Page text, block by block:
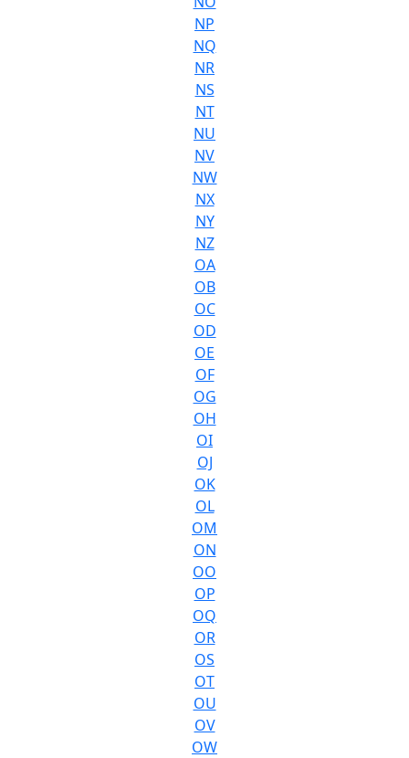
NP
NQ
NR
NS
NT
NU
NV
NW
NX
NY
NZ
OA
OB
OC
OD
OE
OF
OG
OH
OI
OJ
OK
OL
OM
ON
OO
OP
OQ
OR
OS
OT
OU
OV
OW